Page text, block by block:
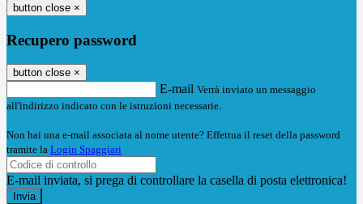
button close ×
Recupero password
button close ×
E-mail Verrà inviato un messaggio
all'indirizzo indicato con le istruzioni necessarie.
Non hai una e-mail associata al nome utente? Effettua il reset della password
tramite la Login Spaggiari
E-mail inviata, si prega di controllare la casella di posta elettronica!